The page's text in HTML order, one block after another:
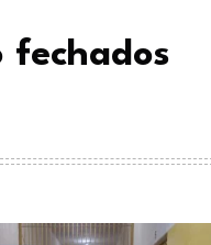
fechados